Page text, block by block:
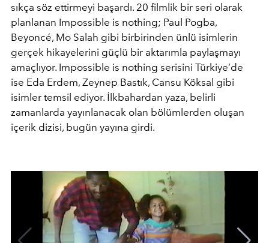
sıkça söz ettirmeyi başardı. 20 filmlik bir seri olarak
planlanan Impossible is nothing; Paul Pogba,
Beyoncé, Mo Salah gibi birbirinden ünlü isimlerin
gerçek hikayelerini güçlü bir aktarımla paylaşmayı
amaçlıyor. Impossible is nothing serisini Türkiye’de
ise Eda Erdem, Zeynep Bastık, Cansu Köksal gibi
isimler temsil ediyor. İlkbahardan yaza, belirli
zamanlarda yayınlanacak olan bölümlerden oluşan
içerik dizisi, bugün yayına girdi.